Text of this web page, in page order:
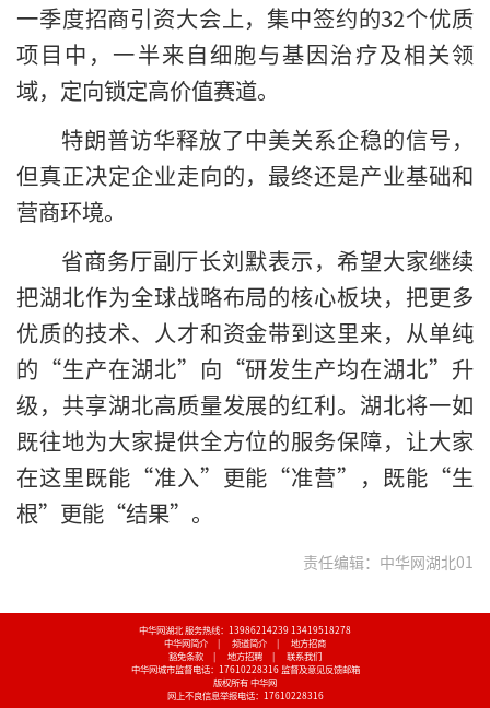
一季度招商引资大会上，集中签约的32个优质
项目中，一半来自细胞与基因治疗及相关领
域，定向锁定高价值赛道。
特朗普访华释放了中美关系企稳的信号，
但真正决定企业走向的，最终还是产业基础和
营商环境。
省商务厅副厅长刘默表示，希望大家继续
把湖北作为全球战略布局的核心板块，把更多
优质的技术、人才和资金带到这里来，从单纯
的“生产在湖北”向“研发生产均在湖北”升
级，共享湖北高质量发展的红利。湖北将一如
既往地为大家提供全方位的服务保障，让大家
在这里既能“准入”更能“准营”，既能“生
根”更能“结果”。
责任编辑：中华网湖北01
中华网湖北 服务热线：13986214239 13419518278
中华网简介
| 频道简介 |
地方招商
豁免条款
| 地方招聘 |
联系我们
中华网城市监督电话：17610228316 监督及意见反馈邮箱
版权所有 中华网
网上不良信息举报电话：17610228316